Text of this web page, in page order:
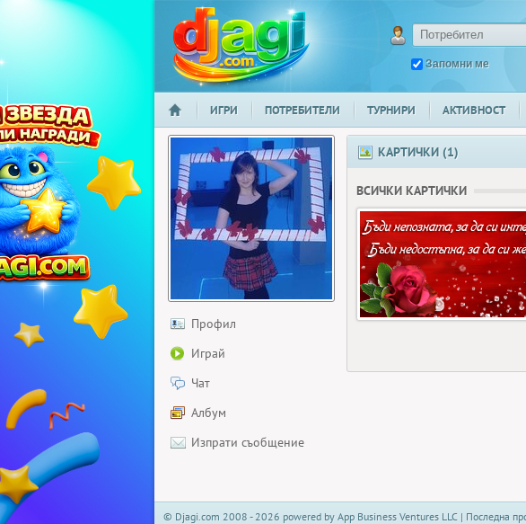
djagi.com
Запомни ме
НАЧАЛО
ИГРИ ПОТРЕБИТЕЛИ ТУРНИРИ АКТИВНОСТ
Профил
Играй
Чат
Албум
Изпрати съобщение
КАРТИЧКИ (1)
ВСИЧКИ КАРТИЧКИ
© Djagi.com 2008 - 2026 powered by App Business Ventures LLC | Последна